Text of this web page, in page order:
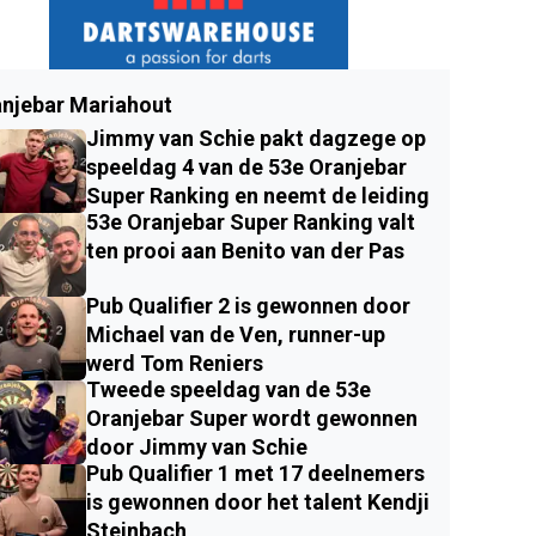
Mariahout
Jimmy van Schie pakt dagzege op
speeldag 4 van de 53e Oranjebar
Super Ranking en neemt de leiding
53e Oranjebar Super Ranking valt
ten prooi aan Benito van der Pas
Pub Qualifier 2 is gewonnen door
Michael van de Ven, runner-up
werd Tom Reniers
Tweede speeldag van de 53e
Oranjebar Super wordt gewonnen
door Jimmy van Schie
Pub Qualifier 1 met 17 deelnemers
is gewonnen door het talent Kendji